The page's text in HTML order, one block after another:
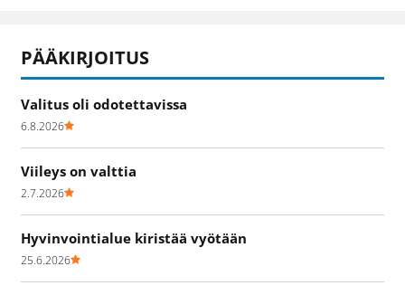
PÄÄKIRJOITUS
Valitus oli odotettavissa
6.8.2026
Viileys on valttia
2.7.2026
Hyvinvointialue kiristää vyötään
25.6.2026